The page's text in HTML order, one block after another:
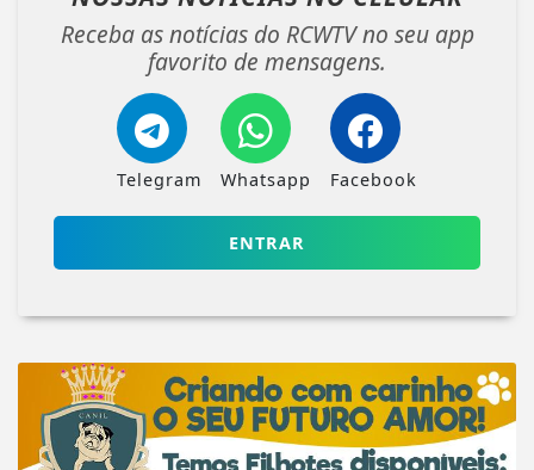
Receba as notícias do RCWTV no seu app
favorito de mensagens.
Telegram Whatsapp Facebook
ENTRAR